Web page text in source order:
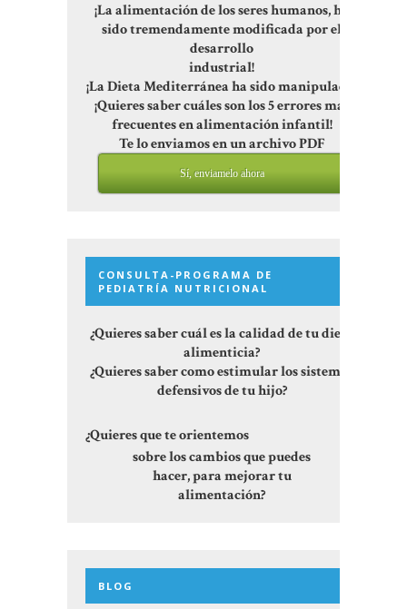
¡La alimentación de los seres humanos, ha
sido tremendamente modificada por el
desarrollo
industrial!
¡La Dieta Mediterránea ha sido manipulada!
¡Quieres saber cuáles son los 5 errores más
frecuentes en alimentación infantil!
Te lo enviamos en un archivo PDF
Sí, enviamelo ahora
CONSULTA-PROGRAMA DE
PEDIATRÍA NUTRICIONAL
¿Quieres saber cuál es la calidad de tu dieta
alimenticia?
¿Quieres saber como estimular los sistemas
defensivos de tu hijo?
¿Quieres que te orientemos
sobre los cambios que puedes
hacer, para mejorar tu
alimentación?
BLOG